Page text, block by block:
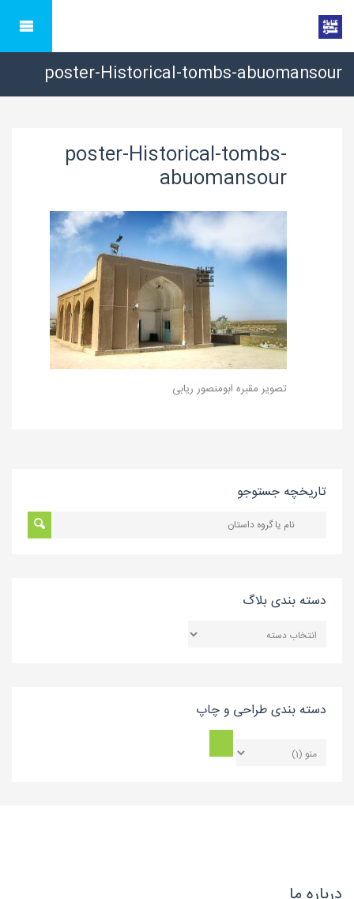
poster-Historical-tombs-abuomansour
poster-Historical-tombs-
abuomansour
تصویر مقبره ابومنصور ریابی
تاریخچه جستوجو
دسته بندی بلاگ
بندی
دسته بندی طراحی و چاپ